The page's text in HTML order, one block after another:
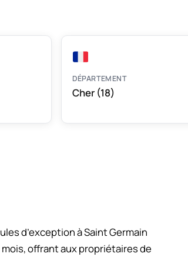
DÉPARTEMENT
Cher (18)
d’exception à Saint Germain
offrant aux propriétaires de